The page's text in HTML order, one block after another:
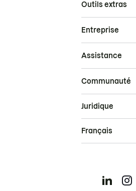
Outils extras
Entreprise
Assistance
Communauté
Juridique
Français